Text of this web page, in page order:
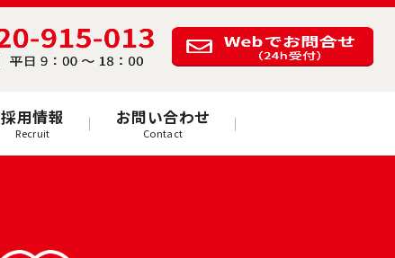
採用情報
Recruit
お問い合わせ
Contact